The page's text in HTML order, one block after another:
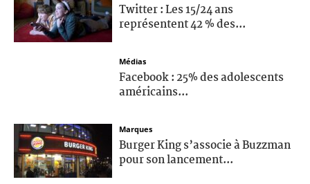
Twitter : Les 15/24 ans
représentent 42 % des...
Médias
Facebook : 25% des adolescents
américains...
Marques
Burger King s’associe à Buzzman
pour son lancement...